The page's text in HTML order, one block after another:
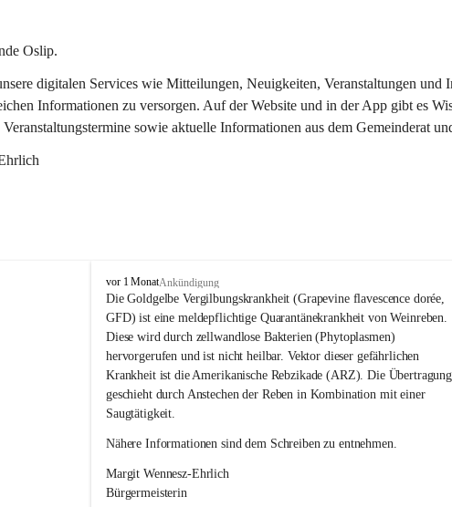
Oslip.
digitalen Services wie Mitteilungen, Neuigkeiten, Veranstaltungen
Informationen zu versorgen. Auf der Website und in der App gibt es
sowie aktuelle Informationen aus dem Gemeinderat
O
s
l
i
p
vor 1 MonatAnkündigung
Die Goldgelbe Vergilbungskrankheit (Grapevine flavescence dorée,
GFD) ist eine meldepflichtige Quarantänekrankheit von Weinreben.
Diese wird durch zellwandlose Bakterien (Phytoplasmen)
hervorgerufen und ist nicht heilbar. Vektor dieser gefährlichen
Krankheit ist die Amerikanische Rebzikade (ARZ). Die Übertragung
geschieht durch Anstechen der Reben in Kombination mit einer
Saugtätigkeit.
Nähere Informationen sind dem Schreiben zu entnehmen.
Margit Wennesz-Ehrlich
Bürgermeisterin